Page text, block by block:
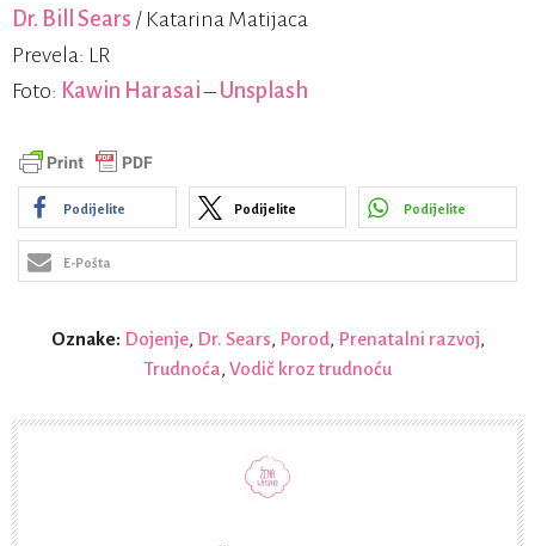
Dr. Bill Sears / Katarina Matijaca
Prevela: LR
Foto: Kawin Harasai– Unsplash
Podijelite Podijelite Podijelite
E-Pošta
Oznake: Dojenje, Dr. Sears, Porod, Prenatalni razvoj,
Trudnoća, Vodič kroz trudnoću